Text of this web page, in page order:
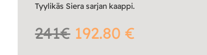
Tyylikäs Siera sarjan kaappi.
241€192.80 €